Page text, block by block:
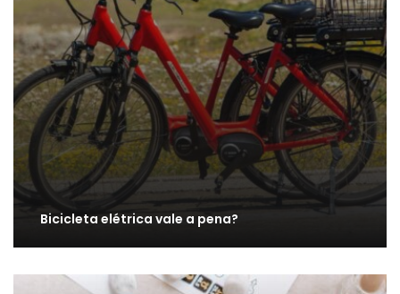
Bicicleta elétrica vale a pena?